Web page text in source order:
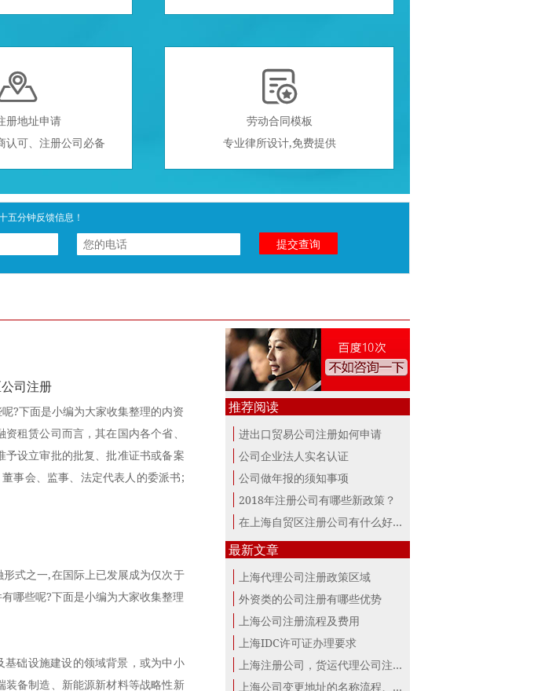
册地址申请
认可、注册公司必备

劳动合同模板
专业律所设计,免费提供
五分钟反馈信息！
司注册
?下面是小编为大家收集整理的内资
租赁公司而言，其在国内各个省、
设立审批的批复、批准证书或备案
事会、监事、法定代表人的委派书;
式之一,在国际上已发展成为仅次于
哪些呢?下面是小编为大家收集整理
础设施建设的领域背景，或为中小
备制造、新能源新材料等战略性新
推荐阅读
进出口贸易公司注册如何申请
公司企业法人实名认证
公司做年报的须知事项
2018年注册公司有哪些新政策？
在上海自贸区注册公司有什么好处？
最新文章
上海代理公司注册政策区域
外资类的公司注册有哪些优势
上海公司注册流程及费用
上海IDC许可证办理要求
上海注册公司，货运代理公司注册条件！
上海公司变更地址的名称流程、材料、...